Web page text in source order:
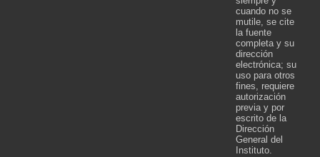
cuando no se
mutile, se cite
la fuente
completa y su
dirección
electrónica; su
uso para otros
fines, requiere
autorización
previa y por
escrito de la
Dirección
General del
Instituto.